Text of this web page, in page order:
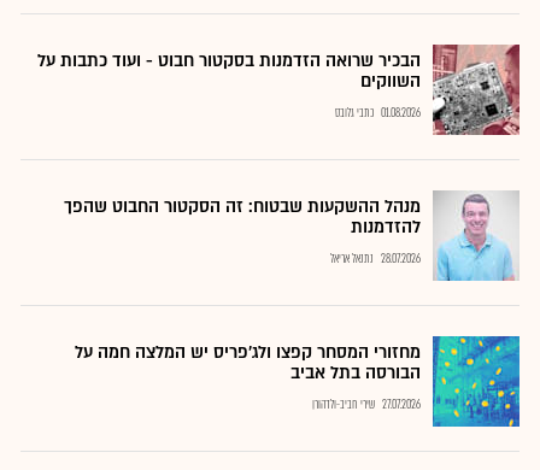
הבכיר שרואה הזדמנות בסקטור חבוט - ועוד כתבות על
השווקים
01.08.2026 כתבי גלובס
מנהל ההשקעות שבטוח: זה הסקטור החבוט שהפך
להזדמנות
28.07.2026 נתנאל אריאל
מחזורי המסחר קפצו ולג'פריס יש המלצה חמה על
הבורסה בתל אביב
27.07.2026 שירי חביב-ולדהורן